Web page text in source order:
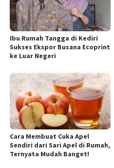
Ibu Rumah Tangga di Kediri
Sukses Ekspor Busana Ecoprint
ke Luar Negeri
Cara Membuat Cuka Apel
Sendiri dari Sari Apel di Rumah,
Ternyata Mudah Banget!